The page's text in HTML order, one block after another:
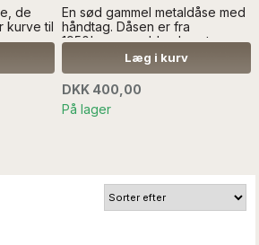
de
kurve til
i
En sød gammel metaldåse med
håndtag. Dåsen er fra
1950'erne, og blev brugt som
madkasse...Læs mere SÆLGES
UDEN DECOR
Læg i kurv
DKK 400,00
På lager